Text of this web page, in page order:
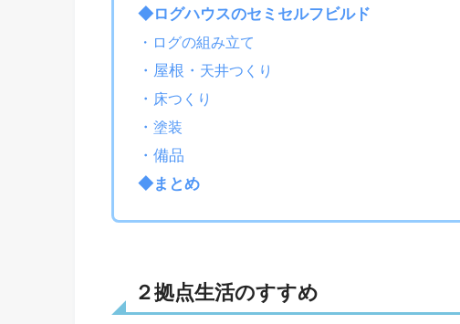
◆ログハウスのセミセルフビルド
・ログの組み立て
・屋根・ 天井つくり
・ 床つくり
・ 塗装
・備品
◆まとめ
２拠点生活のすすめ